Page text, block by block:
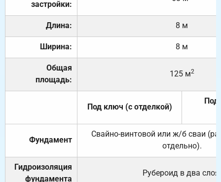
застройки:
Длина: 8 м
Ширина: 8 м
Общая
площадь:
125 м2
Под ключ (с отделкой)
Под
Фундамент
Свайно-винтовой или ж/б сваи
отдельно).
Гидроизоляция
фундамента
Рубероид в два слоя.